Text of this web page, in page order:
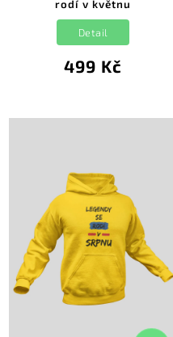
rodí v květnu
499 Kč
Detail